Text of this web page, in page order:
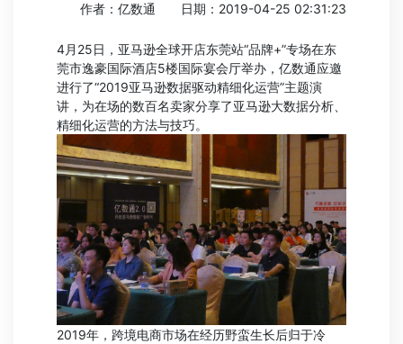
作者：亿数通 日期：2019-04-25 02:31:23
4月25日，亚马逊全球开店东莞站“品牌+”专场在东
莞市逸豪国际酒店5楼国际宴会厅举办，亿数通应邀
进行了“2019亚马逊数据驱动精细化运营”主题演
讲，为在场的数百名卖家分享了亚马逊大数据分析、
精细化运营的方法与技巧。
2019年，跨境电商市场在经历野蛮生长后归于冷